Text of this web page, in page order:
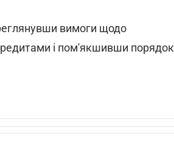
вимоги щодо
і пом'якшивши порядок